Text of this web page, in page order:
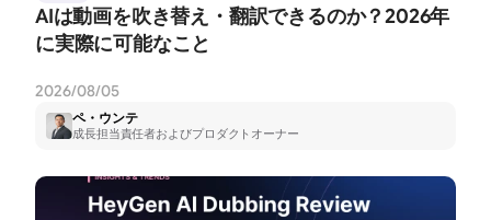
AIは動画を吹き替え・翻訳できるのか？2026年
に実際に可能なこと
2026/08/05
ペ・ウンテ
成長担当責任者およびプロダクトオーナー